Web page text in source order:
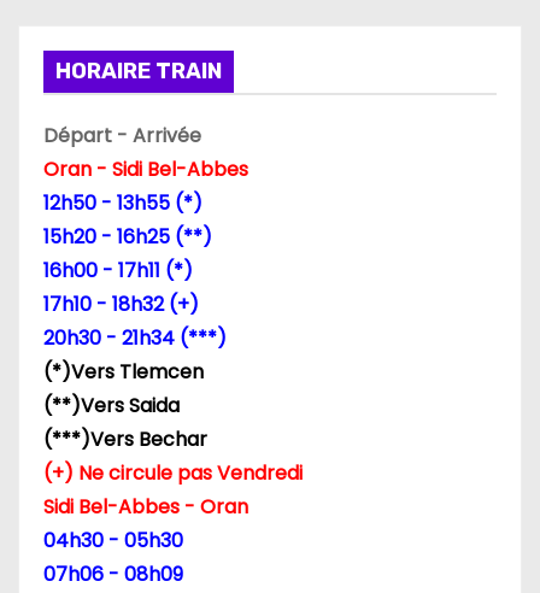
d
e
a
r
t
c
HORAIRE TRAIN
Départ - Arrivée
Oran - Sidi Bel-Abbes
12h50 - 13h55 (*)
15h20 - 16h25 (**)
16h00 - 17h11 (*)
17h10 - 18h32 (+)
20h30 - 21h34 (***)
(*)Vers Tlemcen
(**)Vers Saida
(***)Vers Bechar
(+) Ne circule pas Vendredi
Sidi Bel-Abbes - Oran
04h30 - 05h30
07h06 - 08h09